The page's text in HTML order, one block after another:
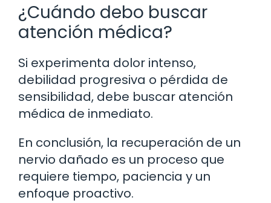
¿Cuándo debo buscar
atención médica?
Si experimenta dolor intenso,
debilidad progresiva o pérdida de
sensibilidad, debe buscar atención
médica de inmediato.
En conclusión, la recuperación de un
nervio dañado es un proceso que
requiere tiempo, paciencia y un
enfoque proactivo.